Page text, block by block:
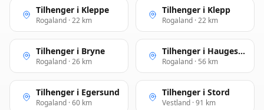
Tilhenger i Kleppe
Rogaland · 22 km
Tilhenger i Klepp
Rogaland · 22 km
Tilhenger i Bryne
Rogaland · 26 km
Tilhenger i Haugesund
Rogaland · 56 km
Tilhenger i Egersund
Rogaland · 60 km
Tilhenger i Stord
Vestland · 91 km